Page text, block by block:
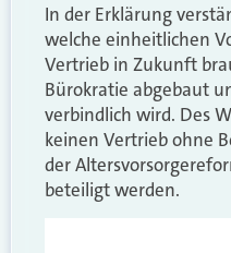
In der Erklärung
welche einheitlichen
Vertrieb in Zukunft
Bürokratie abgebaut
verbindlich wird. Des
keinen Vertrieb ohne
der
beteiligt werden.